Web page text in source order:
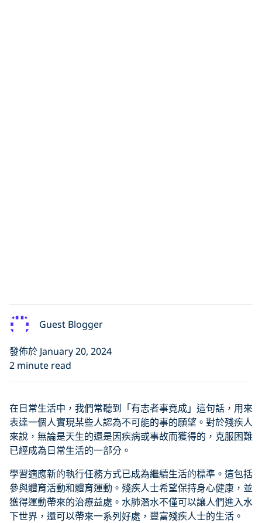
Guest Blogger
發佈於 January 20, 2024
2 minute read
在日常生活中，我們常聽到「有志者事竟成」這句話，用來
表達一個人實現某些人認為不可能的事的願望。對於殘疾人
來說，無論是天生的還是因疾病或事故而獲得的，克服困難
已經成為日常生活的一部分。
學習適應新的執行任務方式已成為繼續生活的標準。這包括
參與體育活動和體育運動。殘疾人士希望保持身心健康，並
獲得運動帶來的治療益處。水肺潛水不僅可以讓人們進入水
下世界，還可以帶來一系列好處，豐富殘疾人士的生活。